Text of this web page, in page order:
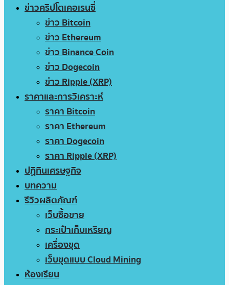
ข่าวคริปโตเคอเรนซี่
ข่าว Bitcoin
ข่าว Ethereum
ข่าว Binance Coin
ข่าว Dogecoin
ข่าว Ripple (XRP)
ราคาและการวิเคราะห์
ราคา Bitcoin
ราคา Ethereum
ราคา Dogecoin
ราคา Ripple (XRP)
ปฏิทินเศรษฐกิจ
บทความ
รีวิวผลิตภัณฑ์
เว็บซื้อขาย
กระเป๋าเก็บเหรียญ
เครื่องขุด
เว็บขุดแบบ Cloud Mining
ห้องเรียน